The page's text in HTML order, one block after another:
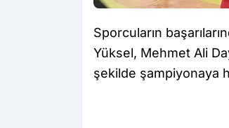
Sporcuların
Yüksel, Mehmet Ali
şekilde şampiyonaya